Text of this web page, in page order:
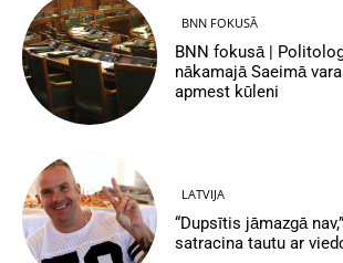
BNN FOKUSĀ
BNN fokusā |
nākamajā Saeimā
apmest kūleni
LATVIJA
“Dupsītis jāmazgā
satracina tautu ar